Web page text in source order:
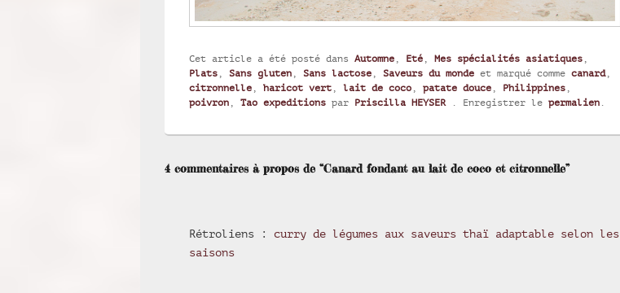
Cet article a été posté dans Automne , Eté , Mes spécialités asiatiques ,
Plats , Sans gluten , Sans lactose , Saveurs du monde et marqué comme canard,
citronnelle , haricot vert , lait de coco , patate douce , Philippines ,
poivron , Tao expeditions par Priscilla HEYSER. Enregistrer le permalien .
4 commentaires à propos de “Canard fondant au lait de coco et citronnelle”
Rétroliens : curry de légumes aux saveurs thaï adaptable selon les
saisons